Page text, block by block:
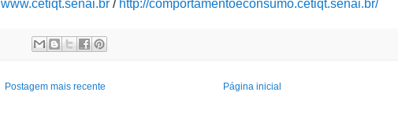
www.cetiqt.senai.br / http://comportamentoeconsumo.cetiqt.senai.br/
Postagem mais recente Página inicial